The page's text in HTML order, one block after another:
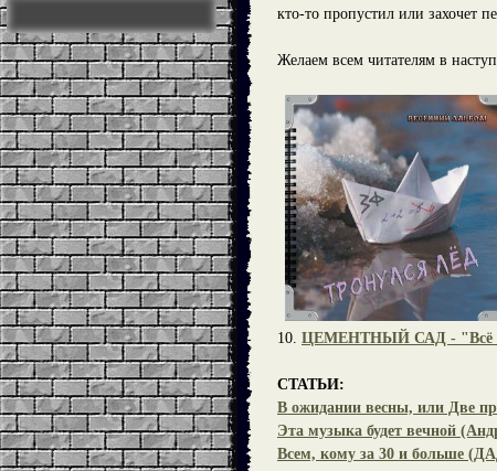
кто-то пропустил или захочет
Желаем всем читателям в
10. ЦЕМЕНТНЫЙ САД - "Всё
СТАТЬИ:
В ожидании весны, или Две
Эта музыка будет вечной
Всем, кому за 30 и больше